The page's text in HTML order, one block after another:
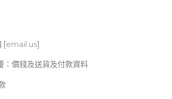
[email us]
：價錢及送貨及付款資料